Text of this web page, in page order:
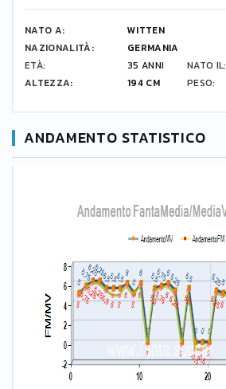
NATO A:
WITTEN
NAZIONALITÀ:
GERMANIA
ETÀ:
35 ANNI NATO IL:
ALTEZZA:
194 CM PESO:
ANDAMENTO STATISTICO